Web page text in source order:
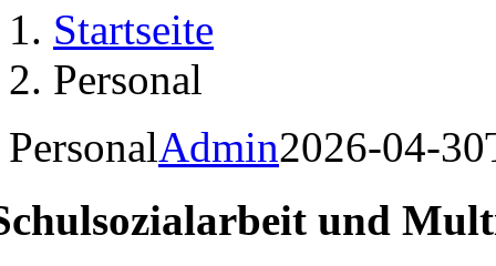
Startseite
Personal
PersonalAdmin2026-04-
und